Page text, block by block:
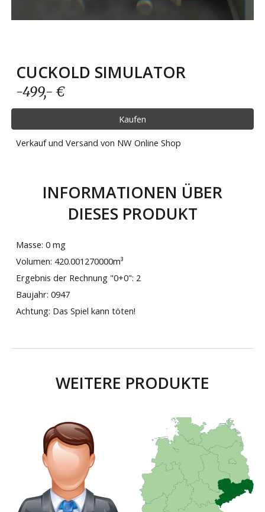
CUCKOLD SIMULATOR
-499,- €
Kaufen
Verkauf und Versand von NW Online Shop
INFORMATIONEN ÜBER
DIESES PRODUKT
Masse:0 mg
Volumen: 420.001270000m³
Ergebnis der Rechnung "0+0": 2
Baujahr:0947
Achtung: Das Spiel kann töten!
WEITERE PRODUKTE